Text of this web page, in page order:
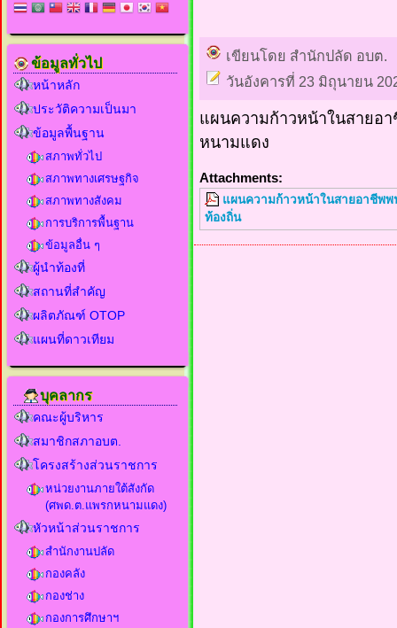
เขียนโดย สำนักปลัด อบต.
วันอังคารที่ 23 มิถุนายน
แผนความก้าวหน้าในสายอ
หนามแดง
Attachments:
แผนความก้าวหน้าในสายอาชีพ
ท้องถิ่น
ข้อมูลทั่วไป
หน้าหลัก
ประวัติความเป็นมา
ข้อมูลพื้นฐาน
สภาพทั่วไป
สภาพทางเศรษฐกิจ
สภาพทางสังคม
การบริการพื้นฐาน
ข้อมูลอื่น ๆ
ผู้นำท้องที่
สถานที่สำคัญ
ผลิตภัณฑ์ OTOP
แผนที่ดาวเทียม
บุคลากร
คณะผู้บริหาร
สมาชิกสภาอบต.
โครงสร้างส่วนราชการ
หน่วยงานภายใต้สังกัด
(ศพด.ต.แพรกหนามแดง)
หัวหน้าส่วนราชการ
สำนักงานปลัด
กองคลัง
กองช่าง
กองการศึกษาฯ